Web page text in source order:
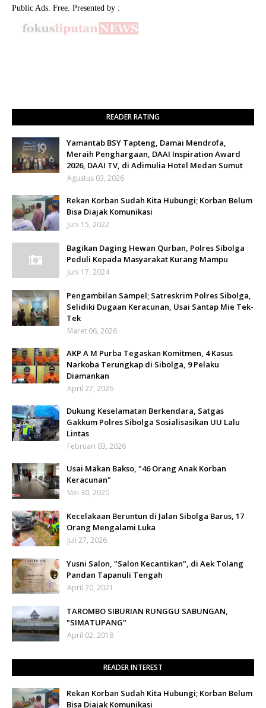
Public Ads. Free. Presented by :
READER RATING
Yamantab BSY Tapteng, Damai Mendrofa,
Meraih Penghargaan, DAAI Inspiration Award
2026, DAAI TV, di Adimulia Hotel Medan Sumut
Agustus 03, 2026
Rekan Korban Sudah Kita Hubungi; Korban Belum
Bisa Diajak Komunikasi
Juni 15, 2022
Bagikan Daging Hewan Qurban, Polres Sibolga
Peduli Kepada Masyarakat Kurang Mampu
Juni 17, 2024
Pengambilan Sampel; Satreskrim Polres Sibolga,
Selidiki Dugaan Keracunan, Usai Santap Mie Tek-
Tek
Maret 06, 2026
AKP A M Purba Tegaskan Komitmen, 4 Kasus
Narkoba Terungkap di Sibolga, 9 Pelaku
Diamankan
April 27, 2026
Dukung Keselamatan Berkendara, Satgas
Gakkum Polres Sibolga Sosialisasikan UU Lalu
Lintas
Februari 03, 2026
Usai Makan Bakso, "46 Orang Anak Korban
Keracunan"
Mei 30, 2020
Kecelakaan Beruntun di Jalan Sibolga Barus, 17
Orang Mengalami Luka
Juli 27, 2026
Yusni Salon, "Salon Kecantikan", di Aek Tolang
Pandan Tapanuli Tengah
April 20, 2021
TAROMBO SIBURIAN RUNGGU SABUNGAN,
"SIMATUPANG"
April 02, 2018
READER INTEREST
Rekan Korban Sudah Kita Hubungi; Korban Belum
Bisa Diajak Komunikasi